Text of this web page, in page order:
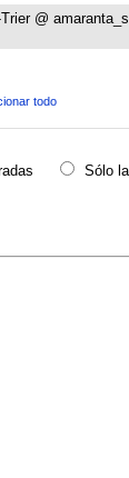
@
todo
Sólo